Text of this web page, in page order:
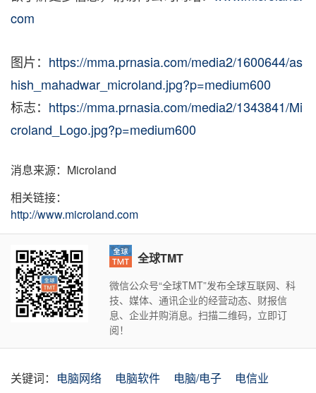
com
图片： https://mma.prnasia.com/media2/1600644/as
hish_mahadwar_microland.jpg?p=medium600
标志： https://mma.prnasia.com/media2/1343841/Mi
croland_Logo.jpg?p=medium600
消息来源：Microland
相关链接：
http://www.microland.com
全球TMT
微信公众号“全球TMT”发布全球互联网、科
技、媒体、通讯企业的经营动态、财报信
息、企业并购消息。扫描二维码，立即订
阅！
关键词： 电脑网络 电脑软件 电脑/电子
电信业